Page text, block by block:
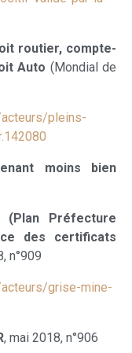
routier, compte-
Auto (Mondial de
pleins-
moins bien
Préfecture
des certificats
n°909
grise-mine-
, mai 2018, n°906